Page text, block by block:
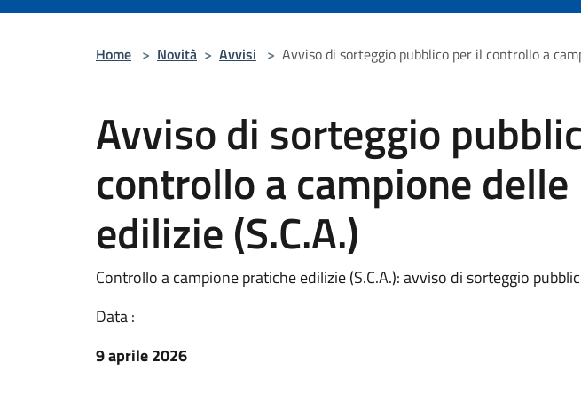
Home > Novità > Avvisi > Avviso di sorteggio pubblico per il controllo a
Avviso di sorteggio
controllo a campione
edilizie (S.C.A.)
Controllo a campione pratiche edilizie (S.C.A.): avviso di sorteggio
Data :
9 aprile 2026